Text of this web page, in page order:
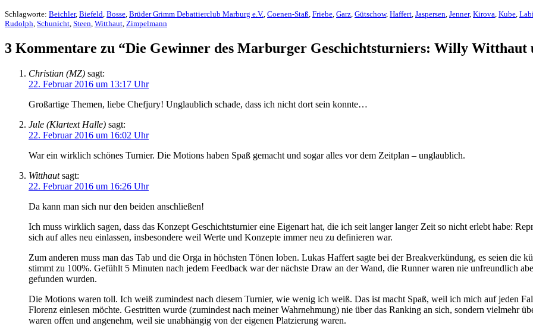
Schlagworte: Beichler, Biefeld Bosse Brüder Grimm Debattierclub Marburg e.V. Coenen-Staß Friebe Garz Gütschow, Haffert Jaspersen Jenner, Kirova Kube
Rudolph Schunicht Steen Witthaut Zimpelmann
3 Kommentare zu “Die Gewinner des Marburger Geschichtsturniers: Willy Witthaut
Christian (MZ) sagt:
22. Februar 2016 um 13:17 Uhr
Großartige Themen, liebe Chefjury! Unglaublich schade, dass ich nicht dort sein konnte…
Jule (Klartext Halle) sagt:
22. Februar 2016 um 16:02 Uhr
War ein wirklich schönes Turnier. Die Motions haben Spaß gemacht und sogar alles vor dem Zeitplan – unglaublich.
Witthaut sagt:
22. Februar 2016 um 16:26 Uhr
Da kann man sich nur den beiden anschließen!
Ich muss wirklich sagen, dass das Konzept Geschichtsturnier eine Eigenart hat, die ich seit langer langer Zeit so nicht erlebt habe:
sich auf alles neu einlassen, insbesondere weil Werte und Konzepte immer neu zu definieren war.
Zum anderen muss man das Tab und die Orga in höchsten Tönen loben. Lukas Haffert sagte bei der Breakverkündung, es seien die
stimmt zu 100%. Gefühlt 5 Minuten nach jedem Feedback war der nächste Draw an der Wand, die Runner waren nie unfreundlich
gefunden wurden.
Die Motions waren toll. Ich weiß zumindest nach diesem Turnier, wie wenig ich weiß. Das ist macht Spaß, weil ich mich auf jeden
Florenz einlesen möchte. Gestritten wurde (zumindest nach meiner Wahrnehmung) nie über das Ranking an sich, sondern vielmehr
waren offen und angenehm, weil sie unabhängig von der eigenen Platzierung waren.